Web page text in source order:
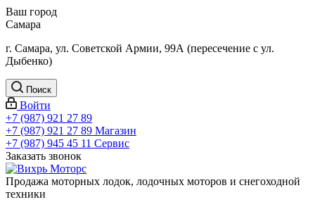
Ваш город
Самара
г. Самара, ул. Советской Армии, 99А (пересечение с ул.
Дыбенко)
Поиск
Войти
+7 (987) 921 27 89
+7 (987) 921 27 89 Магазин
+7 (987) 945 45 11 Сервис
Заказать звонок
Продажа моторных лодок, лодочных моторов и снегоходной
техники